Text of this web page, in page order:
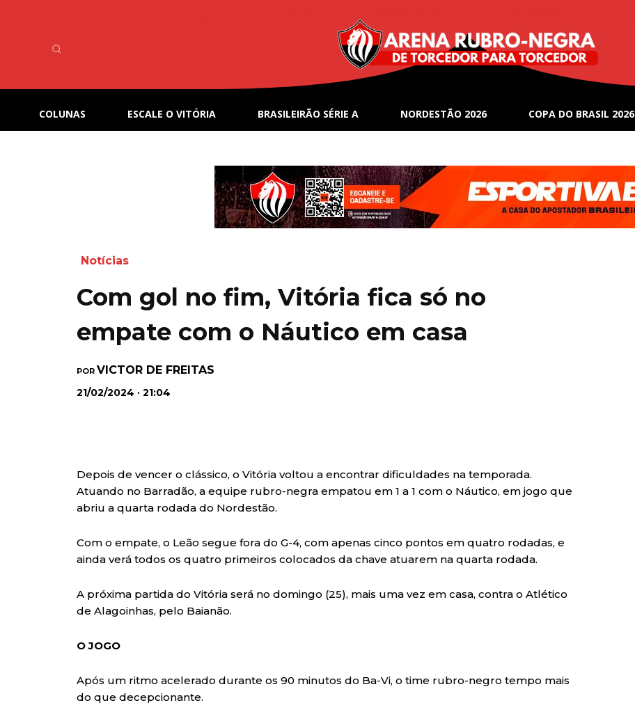
COLUNAS ESCALE O VITÓRIA BRASILEIRÃO SÉRIE A NORDESTÃO 2026 COPA DO BRASIL 2026
Notícias
Com gol no fim, Vitória fica só no
empate com o Náutico em casa
POR VICTOR DE FREITAS
21/02/2024 · 21:04
Depois de vencer o clássico, o Vitória voltou a encontrar dificuldades na temporada.
Atuando no Barradão, a equipe rubro-negra empatou em 1 a 1 com o Náutico, em jogo que
abriu a quarta rodada do Nordestão.
Com o empate, o Leão segue fora do G-4, com apenas cinco pontos em quatro rodadas, e
ainda verá todos os quatro primeiros colocados da chave atuarem na quarta rodada.
A próxima partida do Vitória será no domingo (25), mais uma vez em casa, contra o Atlético
de Alagoinhas, pelo Baianão.
O JOGO
Após um ritmo acelerado durante os 90 minutos do Ba-Vi, o time rubro-negro tempo mais
do que decepcionante.